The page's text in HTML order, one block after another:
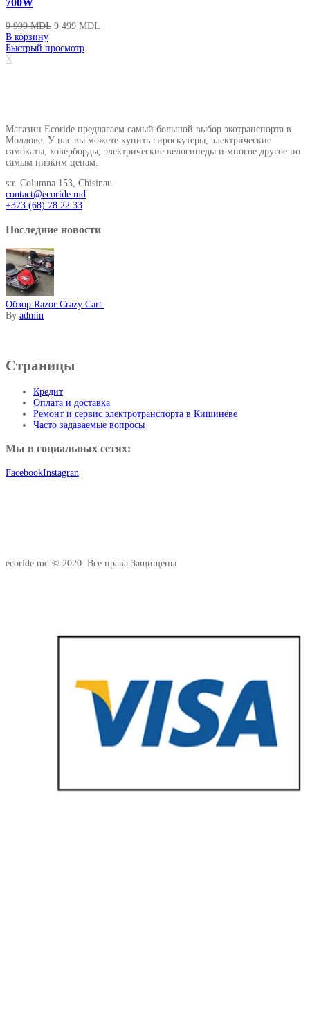
9 999MDL 9 499 MDL
В корзину
Быстрый просмотр
X
Магазин Ecoride предлагаем самый большой выбор экотранспорта в
Молдове. У нас вы можете купить гироскутеры, электрические
самокаты, ховерборды, электрические велосипеды и многое другое по
самым низким ценам.
str. Columna 153, Chisinau
contact@ecoride.md
+373 (68) 78 22 33
Последние новости
Обзор Razor Crazy Cart.
By admin
Страницы
Кредит
Оплата и доставка
Ремонт и сервис электротранспорта в Кишинёве
Часто задаваемые вопросы
Мы в социальных сетях:
FacebookInstagran
ecoride.md © 2020 Все права Защищены